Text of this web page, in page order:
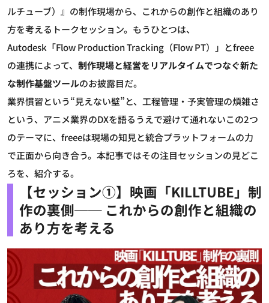
ルチューブ）』の制作現場から、これからの創作と組織のあり
方を考えるトークセッション。もうひとつは、
Autodesk「Flow Production Tracking（Flow PT）」とfreee
の連携によって、 制作現場と経営をリアルタイムでつなぐ新た
な制作基盤ツールのお披露目だ。
業界慣習という“見えない壁”と、工程管理・予実管理の煩雑さ
という、アニメ業界のDXを語るうえで避けて通れないこの2つ
のテーマに、freeeは現場の知見と統合プラットフォームの力
で正面から向き合う。本記事ではその注目セッションの見どこ
ろを、紹介する。
【セッション①】映画「KILLTUBE」制
作の裏側── これからの創作と組織の
あり方を考える